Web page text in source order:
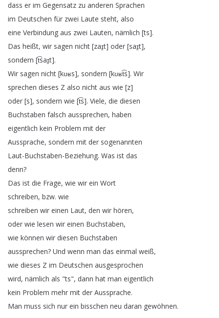
dass er im Gegensatz zu anderen Sprachen
im Deutschen für zwei Laute steht, also
eine Verbindung aus zwei Lauten, nämlich [ts].
Das heißt, wir sagen nicht [zaɪ̯t] oder [saɪ̯t],
sondern [t͡saɪ̯t].
Wir sagen nicht [kʊʁs], sondern [kʊʁt͡s]. Wir
sprechen dieses Z also nicht aus wie [z]
oder [s], sondern wie [t͡s]. Viele, die diesen
Buchstaben falsch aussprechen, haben
eigentlich kein Problem mit der
Aussprache, sondern mit der sogenannten
Laut-Buchstaben-Beziehung. Was ist das
denn?
Das ist die Frage, wie wir ein Wort
schreiben, bzw. wie
schreiben wir einen Laut, den wir hören,
oder wie lesen wir einen Buchstaben,
wie können wir diesen Buchstaben
aussprechen? Und wenn man das einmal weiß,
wie dieses Z im Deutschen ausgesprochen
wird, nämlich als "ts", dann hat man eigentlich
kein Problem mehr mit der Aussprache.
Man muss sich nur ein bisschen neu daran gewöhnen.